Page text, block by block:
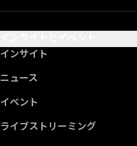
インサイト
ニュース
イベント
ライブストリーミング